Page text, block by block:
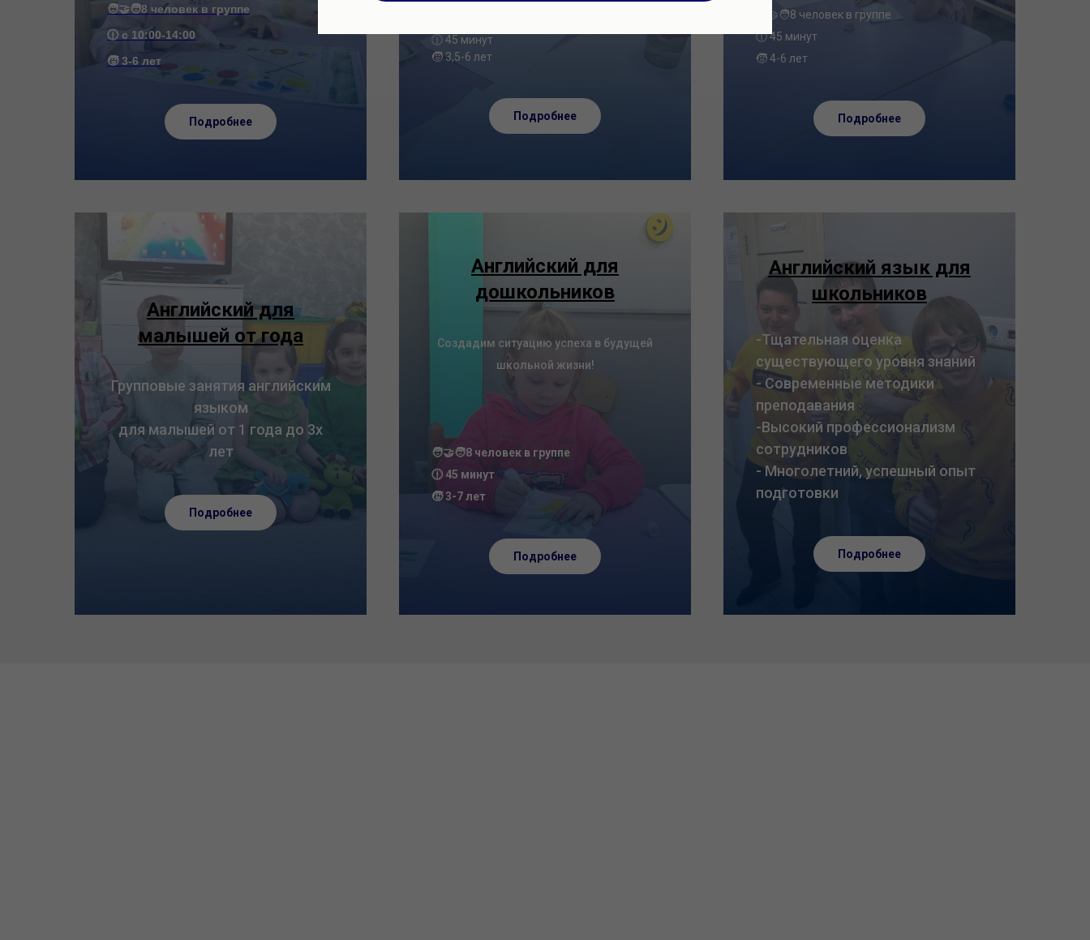
🧑‍🤝‍🧑8 человек в группе
🕧 с 10:00-14:00
🧒 3-6 лет
Подробнее
🕧 45 минут
🧒 3,5-6 лет
Подробнее
🧑‍🤝‍🧑8 человек в группе
🕧 45 минут
🧒 4-6 лет
Подробнее
Английский для
малышей от года
Групповые занятия английским
языком
для малышей от 1 года до 3х
лет
Подробнее
Английский для
дошкольников
Создадим ситуацию успеха в будущей
школьной жизни!
🧑‍🤝‍🧑8 человек в группе
🕧 45 минут
🧒 3-7 лет
Подробнее
Английский язык для
школьников
-Тщательная оценка
существующего уровня знаний
- Современные методики
преподавания
-Высокий профессионализм
сотрудников
- Многолетний, успешный опыт
подготовки
Подробнее